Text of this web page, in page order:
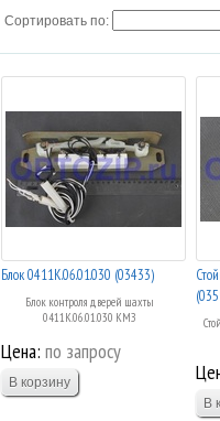
Сортировать по:
Блок 0411К.06.01.030 (03433)
Блок контроля дверей шахты
0411К.06.01.030 КМЗ
Цена: по запросу